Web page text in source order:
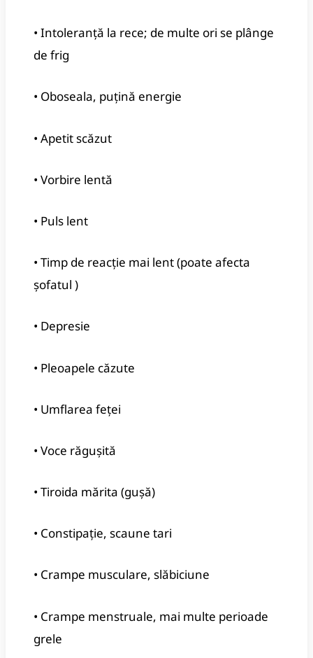
• Intoleranță la rece; de multe ori se plânge
de frig
• Oboseala, puțină energie
• Apetit scăzut
• Vorbire lentă
• Puls lent
• Timp de reacție mai lent (poate afecta
șofatul )
• Depresie
• Pleoapele căzute
• Umflarea feței
• Voce răgușită
• Tiroida mărita (gușă)
• Constipație, scaune tari
• Crampe musculare, slăbiciune
• Crampe menstruale, mai multe perioade
grele